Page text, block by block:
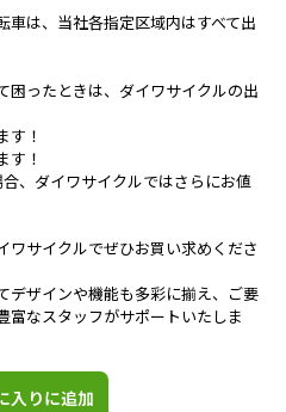
車は、当社各指定区域内はすべて出
困ったときは、ダイワサイクルの出
す！
す！
、ダイワサイクルではさらにお値
ワサイクルでぜひお買い求めくださ
デザインや機能も多彩に揃え、ご要
富なスタッフがサポートいたしま
入りに追加